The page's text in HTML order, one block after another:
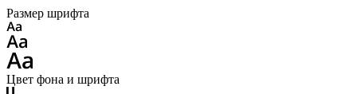
Размер шрифта
Цвет фона и шрифта